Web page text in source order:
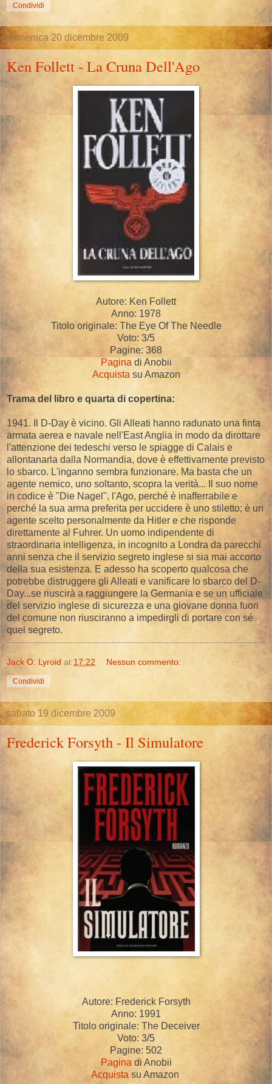
Condividi
domenica 20 dicembre 2009
Ken Follett - La Cruna Dell'Ago
Autore: Ken Follett
Anno: 1978
Titolo originale: The Eye Of The Needle
Voto: 3/5
Pagine: 368
Pagina di Anobii
Acquista su Amazon
Trama del libro e quarta di copertina:
1941. Il D-Day è vicino. Gli Alleati hanno radunato una finta
armata aerea e navale nell'East Anglia in modo da dirottare
l'attenzione dei tedeschi verso le spiagge di Calais e
allontanarla dalla Normandia, dove è effettivamente previsto
lo sbarco. L'inganno sembra funzionare. Ma basta che un
agente nemico, uno soltanto, scopra la verità... Il suo nome
in codice è "Die Nagel", l'Ago, perché è inafferrabile e
perché la sua arma preferita per uccidere è uno stiletto; è un
agente scelto personalmente da Hitler e che risponde
direttamente al Fuhrer. Un uomo indipendente di
straordinaria intelligenza, in incognito a Londra da parecchi
anni senza che il servizio segreto inglese si sia mai accorto
della sua esistenza. E adesso ha scoperto qualcosa che
potrebbe distruggere gli Alleati e vanificare lo sbarco del D-
Day...se riuscirà a raggiungere la Germania e se un ufficiale
del servizio inglese di sicurezza e una giovane donna fuori
del comune non riusciranno a impedirgli di portare con sé
quel segreto.
Jack O. Lyroid at 17:22 Nessun commento:
Condividi
sabato 19 dicembre 2009
Frederick Forsyth - Il Simulatore
Autore: Frederick Forsyth
Anno: 1991
Titolo originale: The Deceiver
Voto: 3/5
Pagine: 502
Pagina di Anobii
Acquista su Amazon